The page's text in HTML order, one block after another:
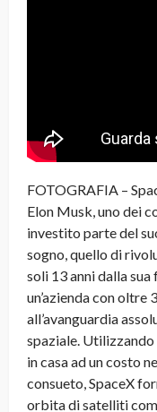
FOTOGRAFIA –
Elon Musk, uno dei
investito parte del
sogno, quello di
soli 13 anni dalla sua
un’azienda con oltre
all’avanguardia
spaziale.
in casa ad un costo
consueto, SpaceX
orbita di satelliti